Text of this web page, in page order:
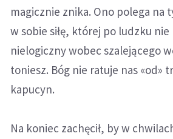
magicznie znika. Ono polega
w sobie siłę, której po ludzku
nielogiczny wobec szalejącego
toniesz. Bóg nie ratuje nas «od»
kapucyn.
Na koniec zachęcił, by w